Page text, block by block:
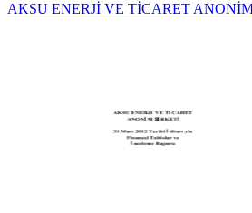
AKSU ENERJİ VE TİCARET